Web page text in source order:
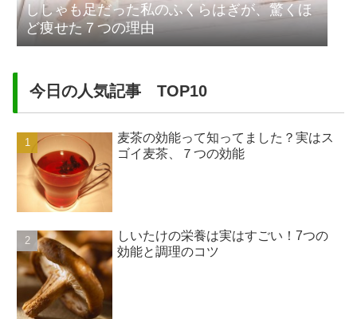
ししゃも足だった私のふくらはぎが、驚くほ
ど痩せた７つの理由
今日の人気記事 TOP10
麦茶の効能って知ってました？実はス
ゴイ麦茶、７つの効能
しいたけの栄養は実はすごい！7つの
効能と調理のコツ